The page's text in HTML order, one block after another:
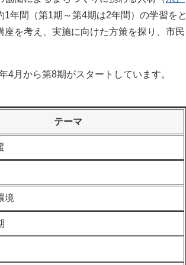
年間（第1期～第4期は2年間）の学習をと
を考え、実施に向けた方策を探り、市民
月から第8期がスタートしています。
テーマ
境